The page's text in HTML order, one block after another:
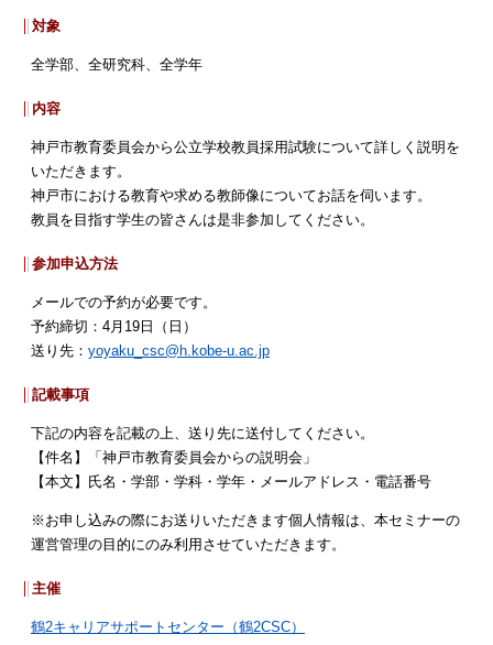
対象
全学部、全研究科、全学年
内容
神戸市教育委員会から公立学校教員採用試験について詳しく説明を
いただきます。
神戸市における教育や求める教師像についてお話を伺います。
教員を目指す学生の皆さんは是非参加してください。
参加申込方法
メールでの予約が必要です。
予約締切：4月19日（日）
送り先： yoyaku_csc@h.kobe-u.ac.jp
記載事項
下記の内容を記載の上、送り先に送付してください。
【件名】「神戸市教育委員会からの説明会」
【本文】氏名・学部・学科・学年・メールアドレス・電話番号
※お申し込みの際にお送りいただきます個人情報は、本セミナーの
運営管理の目的にのみ利用させていただきます。
主催
鶴2キャリアサポートセンター（鶴2CSC）